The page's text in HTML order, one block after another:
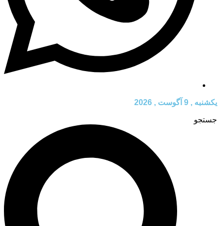
یکشنبه , 9 آگوست , 2026
جستجو